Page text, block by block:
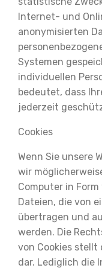
Internet- und
anonymisierten
Systemen
individuellen
bedeutet, dass
jederzeit
Cookies
Wenn Sie unsere
wir
Computer in Form
Dateien, die von
übertragen und
werden. Die
von Cookies stellt
dar. Lediglich die